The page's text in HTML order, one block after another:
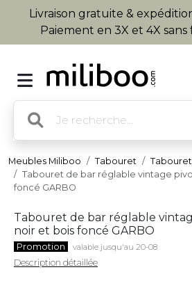
Livraison gratuite &
Paiement en 3X et 4X sans
Meubles Miliboo Tabouret
Tabouret de bar réglable vintage
foncé GARBO
Tabouret de bar réglable
noir et bois foncé GARBO
Promotion valable jusqu'au 20-08
Description détaillée